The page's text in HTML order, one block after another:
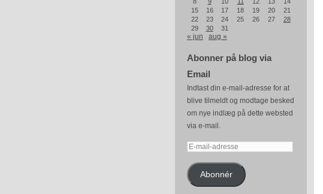
15
16 17 18 19 20
21
22
23 24 25 26 27
28
29
30 31
« jun aug »
Abonner på blog via
Email
Indtast din e-mail-adresse for at
blive tilmeldt og modtage besked
om nye indlæg på dette websted
via e-mail.
E-
adresseAbonnér